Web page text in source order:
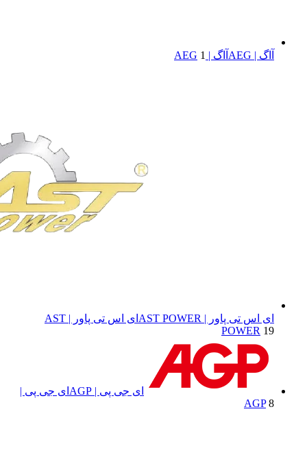
آاگ | AEG آاگ | AEG 1
ای اس تی پاور | AST POWER
ای اس تی پاور | AST
POWER 19
ای جی پی | AGP
ای جی پی |
AGP 8